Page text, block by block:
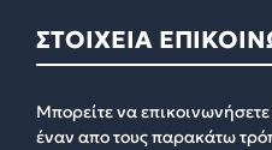
ΣΤΟΙΧΕΙΑ
Μπορείτε να
έναν απο τους παρακάτω